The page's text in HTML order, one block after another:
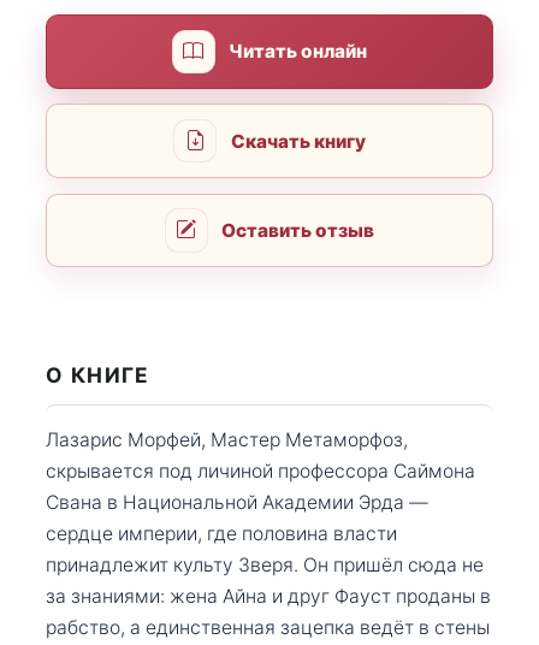
Читать онлайн
Скачать книгу
Оставить отзыв
О КНИГЕ
Лазарис Морфей, Мастер Метаморфоз,
скрывается под личиной профессора Саймона
Свана в Национальной Академии Эрда —
сердце империи, где половина власти
принадлежит культу Зверя. Он пришёл сюда не
за знаниями: жена Айна и друг Фауст проданы в
рабство, а единственная зацепка ведёт в стены